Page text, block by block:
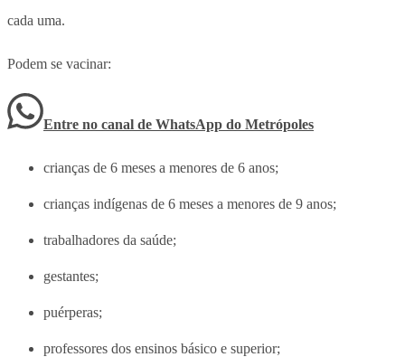
cada uma.
Podem se vacinar:
Entre no canal de WhatsApp do Metrópoles
crianças de 6 meses a menores de 6 anos;
crianças indígenas de 6 meses a menores de 9 anos;
trabalhadores da saúde;
gestantes;
puérperas;
professores dos ensinos básico e superior;